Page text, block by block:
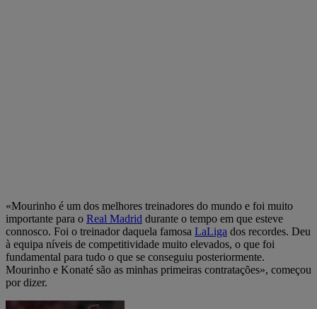
«Mourinho é um dos melhores treinadores do mundo e foi muito
importante para o Real Madrid durante o tempo em que esteve
connosco. Foi o treinador daquela famosa LaLiga dos recordes. Deu
à equipa níveis de competitividade muito elevados, o que foi
fundamental para tudo o que se conseguiu posteriormente.
Mourinho e Konaté são as minhas primeiras contratações», começou
por dizer.